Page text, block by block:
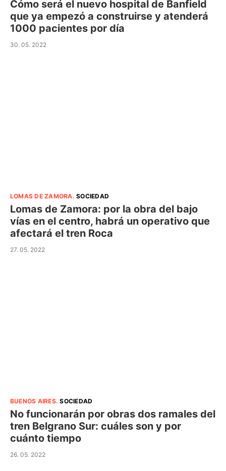
Cómo será el nuevo hospital de Banfield
que ya empezó a construirse y atenderá
1000 pacientes por día
30. 05. 2022
LOMAS DE ZAMORA.SOCIEDAD
Lomas de Zamora: por la obra del bajo
vías en el centro, habrá un operativo que
afectará el tren Roca
27. 05. 2022
BUENOS AIRES.SOCIEDAD
No funcionarán por obras dos ramales del
tren Belgrano Sur: cuáles son y por
cuánto tiempo
26. 05. 2022